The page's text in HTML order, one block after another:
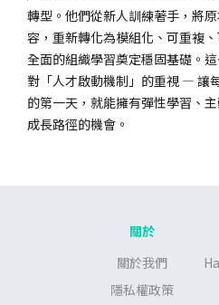
轉型。他們從新人訓練著手，將
容，重新轉化為模組化、可重複
全面的組織學習奠定穩固基礎。
對「人才啟動機制」的重視 — 讓
的第一天，就能擁有彈性學習、
成長路徑的機會。
關於
關於我們
隱私權政策